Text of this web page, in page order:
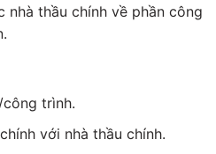
nhà thầu chính về phần công
trình.
với nhà thầu chính.